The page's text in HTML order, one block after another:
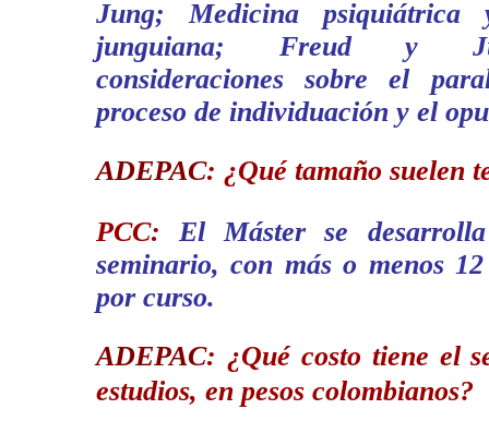
Jung; Medicina psiquiátrica
junguiana; Freud y
consideraciones sobre el
proceso de individuación y el
ADEPAC: ¿Qué tamaño suelen
PCC:El Máster se
seminario, con más o menos
por curso.
ADEPAC: ¿Qué costo tiene el
estudios, en pesos colombianos?